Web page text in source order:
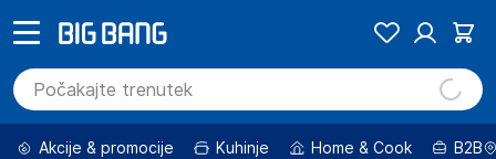
Akcije & promocije Kuhinje Home & Cook B2B